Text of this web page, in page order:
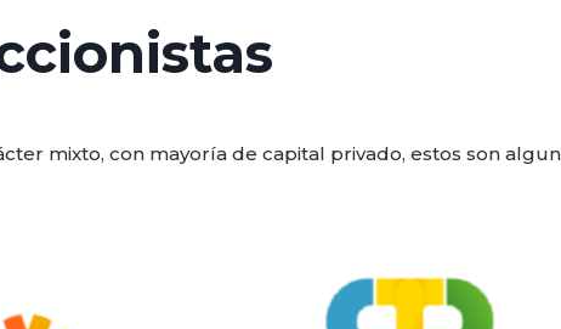
mixto, con mayoría de capital privado, estos son